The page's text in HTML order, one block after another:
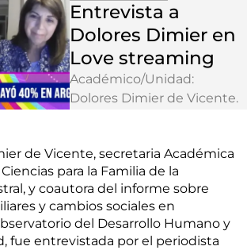
Entrevista a
Dolores Dimier en
Love streaming
Académico/Unidad:
Dolores Dimier de Vicente.
de Vicente, secretaria Académica
para la Familia de la
y coautora del informe sobre
y cambios sociales en
del Desarrollo Humano y
fue entrevistada por el periodista